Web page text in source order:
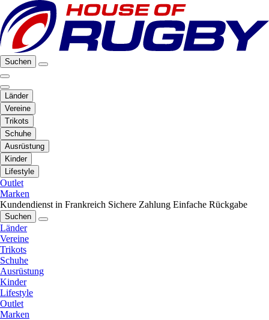
Suchen
Länder
Vereine
Trikots
Schuhe
Ausrüstung
Kinder
Lifestyle
Outlet
Marken
Kundendienst in Frankreich Sichere Zahlung Einfache Rückgabe
Suchen
Länder
Vereine
Trikots
Schuhe
Ausrüstung
Kinder
Lifestyle
Outlet
Marken